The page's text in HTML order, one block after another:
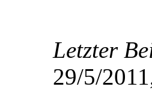
Letzter
29/5/